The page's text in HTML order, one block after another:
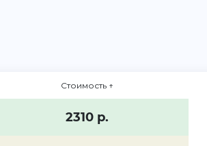
Стоимость ↑
2310 р.